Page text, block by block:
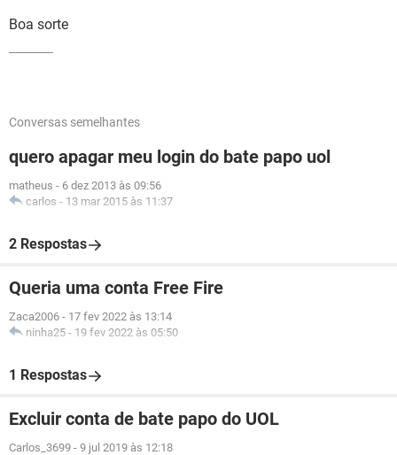
Boa sorte
Conversas semelhantes
quero apagar meu login do bate papo uol
matheus - 6 dez 2013 às 09:56
carlos - 13 mar 2015 às 11:37
2 Respostas
Queria uma conta Free Fire
Zaca2006 - 17 fev 2022 às 13:14
ninha25 - 19 fev 2022 às 05:50
1 Respostas
Excluir conta de bate papo do UOL
Carlos_3699 - 9 jul 2019 às 12:18